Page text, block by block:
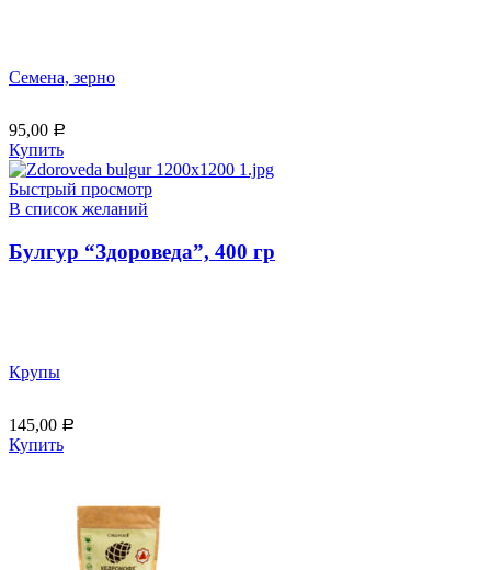
Семена, зерно
95,00 Р
Купить
Быстрый просмотр
В список желаний
Булгур “Здороведа”, 400 гр
Крупы
145,00 Р
Купить